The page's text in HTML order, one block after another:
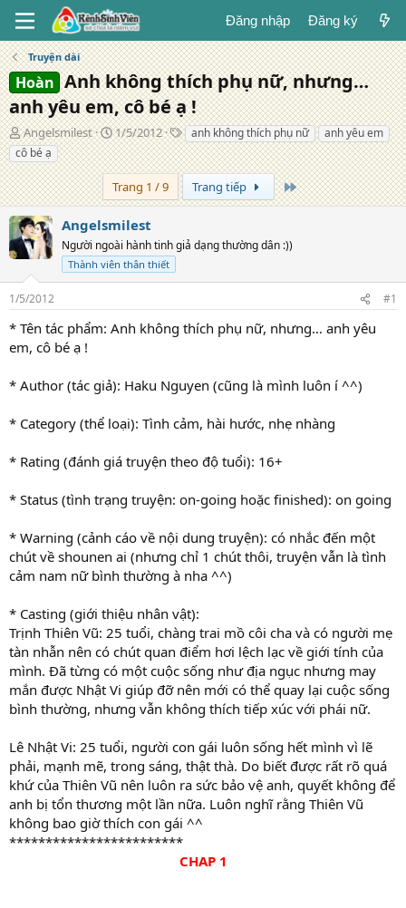
Đăng nhập Đăng ký
Truyện dài
Hoàn Anh không thích phụ nữ, nhưng…
anh yêu em, cô bé ạ !
T
á
c
g
i
ả
Angelsmilest
N
g
à
y
đ
n
g
1/5/2012
T
ừ
k
ó
anh không thích phụ nữ
anh yêu em
cô bé ạ
Trang 1 / 9 Trang tiếp Trang cuối
Angelsmilest
Người ngoài hành tinh giả dạng thường dân :))
Thành viên thân thiết
1/5/2012 #1
* Tên tác phẩm: Anh không thích phụ nữ, nhưng… anh yêu
em, cô bé ạ !
* Author (tác giả): Haku Nguyen (cũng là mình luôn í ^^)
* Category (thể loại): Tình cảm, hài hước, nhẹ nhàng
* Rating (đánh giá truyện theo độ tuổi): 16+
* Status (tình trạng truyện: on-going hoặc finished): on going
* Warning (cảnh cáo về nội dung truyện): có nhắc đến một
chút về shounen ai (nhưng chỉ 1 chút thôi, truyện vẫn là tình
cảm nam nữ bình thường à nha ^^)
* Casting (giới thiệu nhân vật):
Trịnh Thiên Vũ: 25 tuổi, chàng trai mồ côi cha và có người mẹ
tàn nhẫn nên có chút quan điểm hơi lệch lạc về giới tính của
mình. Đã từng có một cuộc sống như địa ngục nhưng may
mắn được Nhật Vi giúp đỡ nên mới có thể quay lại cuộc sống
bình thường, nhưng vẫn không thích tiếp xúc với phái nữ.
Lê Nhật Vi: 25 tuổi, người con gái luôn sống hết mình vì lẽ
phải, mạnh mẽ, trong sáng, thật thà. Do biết được rất rõ quá
khứ của Thiên Vũ nên luôn ra sức bảo vệ anh, quyết không để
anh bị tổn thương một lần nữa. Luôn nghĩ rằng Thiên Vũ
không bao giờ thích con gái ^^
************************
CHAP 1